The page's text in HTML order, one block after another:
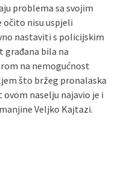
problema sa svojim
očito nisu uspjeli
nastaviti s policijskim
bila na
na nemogućnost
što bržeg pronalaska
naselju najavio je i
Veljko Kajtazi.